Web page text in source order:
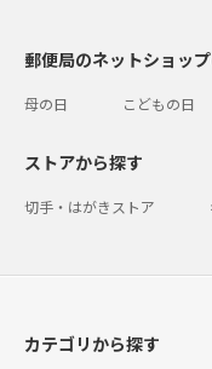
郵便局のネットショッ
母の日 こどもの日
ストアから探す
切手・はがきストア
カテゴリから探す